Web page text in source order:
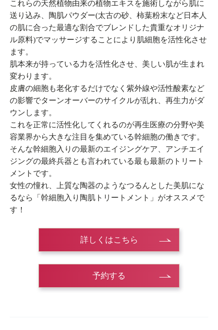
これらの天然植物由来の植物エキスを施術しながら肌に
送り込み、陶肌パウダー(太古の砂、柿葉粉末など日本人
の肌に合った最適な割合でブレンドした貴重なオリジナ
ル原料)でマッサージすることにより肌細胞を活性化させ
ます。
肌本来が持っている力を活性化させ、美しい肌が生まれ
変わります。
皮膚の細胞も老化するだけでなく紫外線や活性酸素など
の影響でターンオーバーのサイクルが乱れ、再生力がダ
ウンします。
これを正常に活性化してくれるのが再生医療の分野や美
容業界から大きな注目を集めている幹細胞の働きです。
そんな幹細胞入りの最新のエイジングケア、アンチエイ
ジングの最終兵器とも言われている最も最新のトリート
メントです。
女性の憧れ、上質な陶器のようなつるんとした美肌にな
るなら「幹細胞入り陶肌トリートメント」がオススメで
す！
詳しくはこちら
予約する